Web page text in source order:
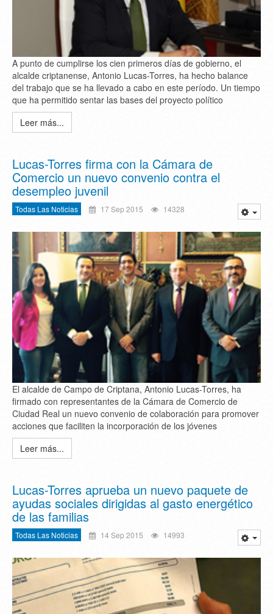
A punto de cumplirse los cien primeros días de gobierno, el
alcalde criptanense, Antonio Lucas-Torres, ha hecho balance
del trabajo que se ha llevado a cabo en este período. Un tiempo
que ha permitido sentar las bases del proyecto político
Leer más...
Lucas-Torres firma con la Cámara de
Comercio un nuevo convenio contra el
desempleo juvenil
Todas Las Noticias 17 Sep 2015 14328
El alcalde de Campo de Criptana, Antonio Lucas-Torres, ha
firmado con representantes de la Cámara de Comercio de
Ciudad Real un nuevo convenio de colaboración para promover
acciones que faciliten la incorporación de los jóvenes
Leer más...
Lucas-Torres aprueba un nuevo paquete de
ayudas sociales dirigidas al gasto energético
de las familias
Todas Las Noticias 14 Sep 2015 14993